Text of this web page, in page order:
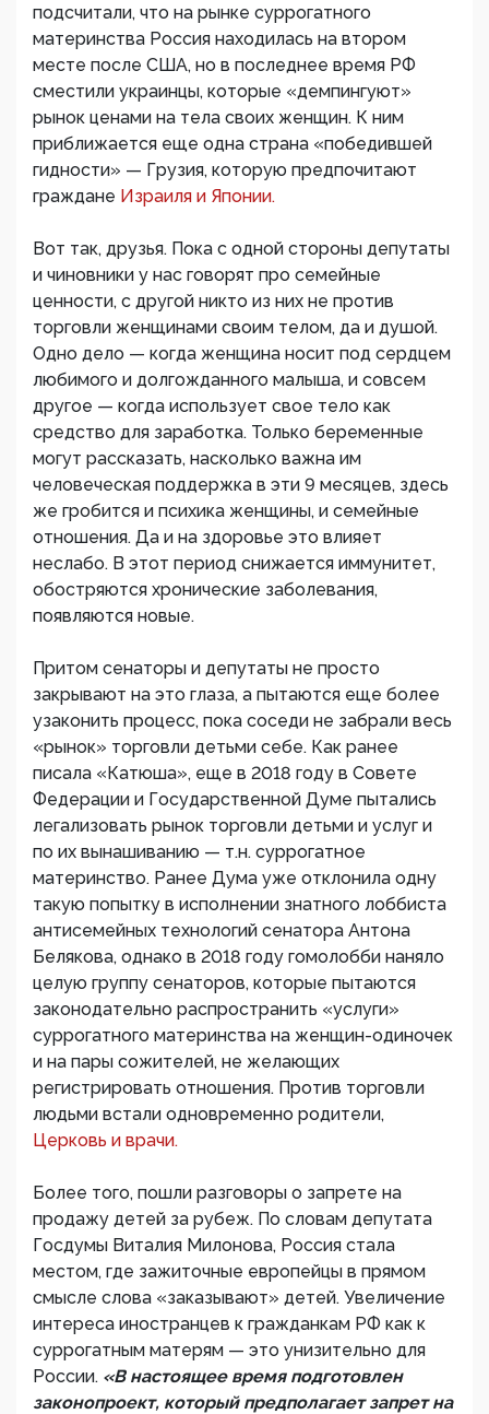
подсчитали, что на рынке суррогатного
материнства Россия находилась на втором
месте после США, но в последнее время РФ
сместили украинцы, которые «демпингуют»
рынок ценами на тела своих женщин. К ним
приближается еще одна страна «победившей
гидности» — Грузия, которую предпочитают
граждане Израиля и Японии.
Вот так, друзья. Пока с одной стороны депутаты
и чиновники у нас говорят про семейные
ценности, с другой никто из них не против
торговли женщинами своим телом, да и душой.
Одно дело — когда женщина носит под сердцем
любимого и долгожданного малыша, и совсем
другое — когда использует свое тело как
средство для заработка. Только беременные
могут рассказать, насколько важна им
человеческая поддержка в эти 9 месяцев, здесь
же гробится и психика женщины, и семейные
отношения. Да и на здоровье это влияет
неслабо. В этот период снижается иммунитет,
обостряются хронические заболевания,
появляются новые.
Притом сенаторы и депутаты не просто
закрывают на это глаза, а пытаются еще более
узаконить процесс, пока соседи не забрали весь
«рынок» торговли детьми себе. Как ранее
писала «Катюша», еще в 2018 году в Совете
Федерации и Государственной Думе пытались
легализовать рынок торговли детьми и услуг и
по их вынашиванию — т.н. суррогатное
материнство. Ранее Дума уже отклонила одну
такую попытку в исполнении знатного лоббиста
антисемейных технологий сенатора Антона
Белякова, однако в 2018 году гомолобби наняло
целую группу сенаторов, которые пытаются
законодательно распространить «услуги»
суррогатного материнства на женщин-одиночек
и на пары сожителей, не желающих
регистрировать отношения. Против торговли
людьми встали одновременно родители,
Церковь и врачи.
Более того, пошли разговоры о запрете на
продажу детей за рубеж. По словам депутата
Госдумы Виталия Милонова, Россия стала
местом, где зажиточные европейцы в прямом
смысле слова «заказывают» детей. Увеличение
интереса иностранцев к гражданкам РФ как к
суррогатным матерям — это унизительно для
России. «В настоящее время подготовлен
законопроект, который предполагает запрет на